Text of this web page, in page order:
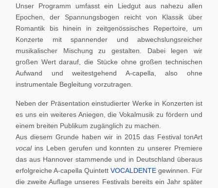
Unser Programm umfasst ein Liedgut aus nahezu allen
Epochen, der Spannungsbogen reicht von Klassik über
Romantik bis hinein in zeitgenössisches Repertoire, um
Konzerte mit spannender und abwechslungsreicher
musikalischer Mischung zu gestalten. Dabei legen wir
großen Wert darauf, die Stücke ohne großen technischen
Aufwand und weitestgehend A-capella, also ohne
instrumentale Begleitung vorzutragen.
Neben der Präsentation einstudierter Werke in Konzerten ist
es uns ein weiteres Aniegen, die Vokalmusik zu fördern und
einem breiten Publikum zugänglich zu machen.
Aus diesem Grunde haben wir in 2015 das Festival tonArt
vocal ins Leben gerufen und konnten zu unserer Premiere
das aus Hannover stammende und in Deutschland überaus
erfolgreiche A-capella Quintett VOCALDENTE gewinnen. Für
die zweite Auflage unseres Festivals bereits ein Jahr später